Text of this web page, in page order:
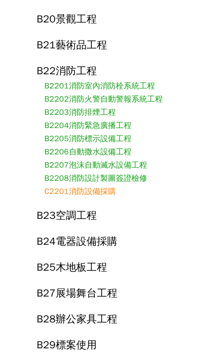
B20景觀工程
B21藝術品工程
B22消防工程
B2201消防室內消防栓系統工程
B2202消防火警自動警報系統工程
B2203消防排煙工程
B2204消防緊急廣播工程
B2205消防標示設備工程
B2206自動撒水設備工程
B2207泡沫自動滅水設備工程
B2208消防設計製圖簽證檢修
C2201消防設備採購
B23空調工程
B24電器設備採購
B25木地板工程
B27展場舞台工程
B28辦公家具工程
B29標案使用